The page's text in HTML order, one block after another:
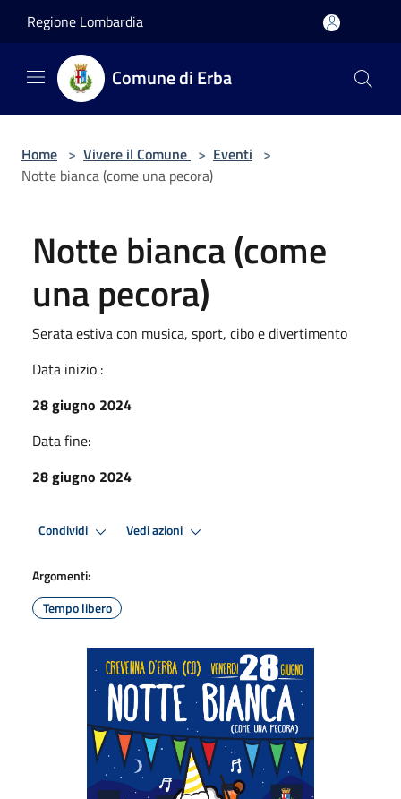
Regione Lombardia
Comune di Erba
Home > Vivere il Comune > Eventi >
Notte bianca (come una pecora)
Notte bianca (come
una pecora)
Serata estiva con musica, sport, cibo e divertimento
Data inizio :
28 giugno 2024
Data fine:
28 giugno 2024
Condividi Vedi azioni
Argomenti:
Tempo libero